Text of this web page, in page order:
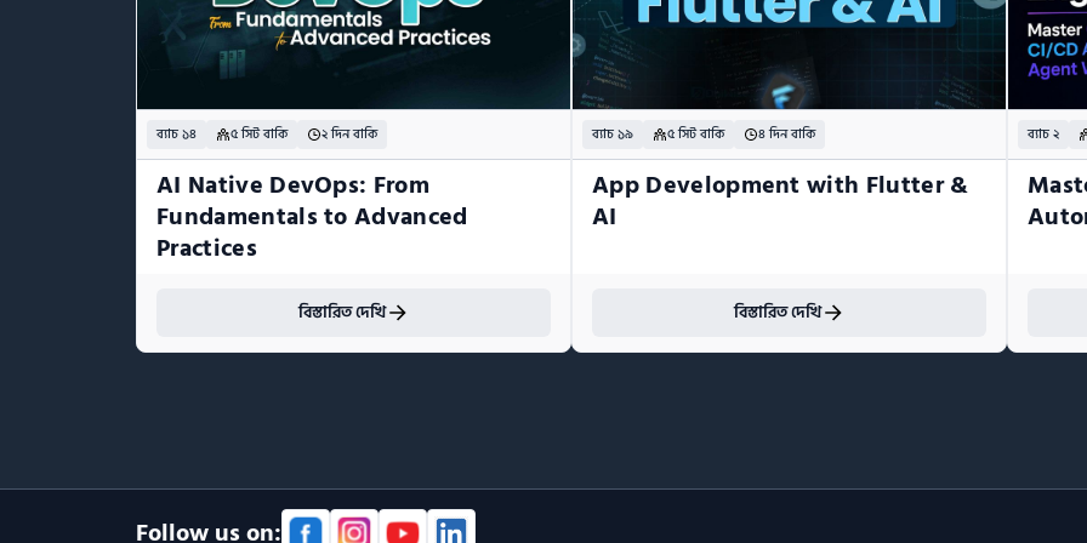
ব্যাচ ১৪ ৫ সিট বাকি ২ দিন বাকি
AI Native DevOps: From
Fundamentals to Advanced
Practices
বিস্তারিত দেখি
ব্যাচ ১৯ ৫ সিট বাকি ৪ দিন বাকি
App Development with Flutter &
AI
বিস্তারিত দেখি
ব্যাচ ২
Follow us on: